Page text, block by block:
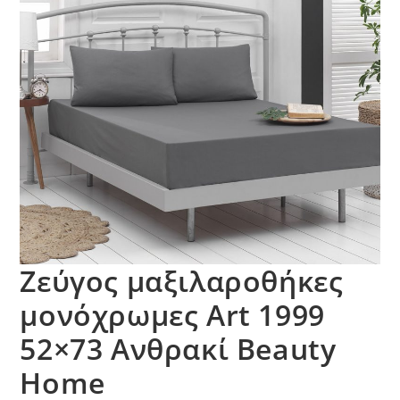
Ζεύγος μαξιλαροθήκες
μονόχρωμες Art 1999
52×73 Ανθρακί Beauty
Home